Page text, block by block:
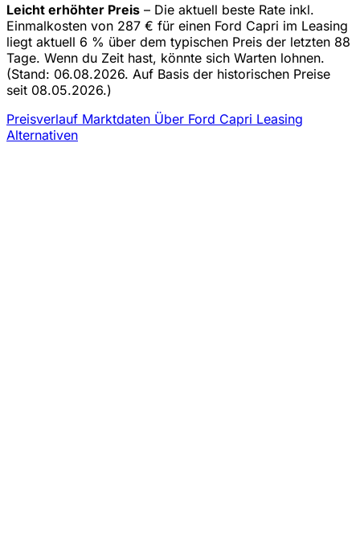
Leicht erhöhter Preis – Die aktuell beste Rate inkl.
Einmalkosten von 287 € für einen Ford Capri im Leasing
liegt aktuell 6 % über dem typischen Preis der letzten 88
Tage. Wenn du Zeit hast, könnte sich Warten lohnen.
(Stand: 06.08.2026. Auf Basis der historischen Preise
seit 08.05.2026.)
Preisverlauf Marktdaten Über Ford Capri Leasing
Alternativen